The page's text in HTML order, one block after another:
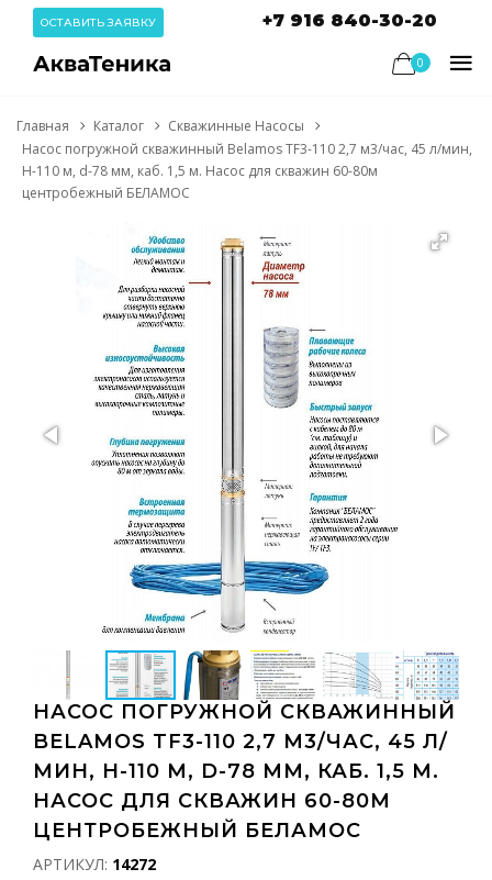
ОСТАВИТЬ ЗАЯВКУ +7 916 840-30-20
0
Главная Каталог
Скважинные Насосы
Насос погружной скважинный Belamos TF3-110 2,7 м3/час, 45 л/мин,
Н-110 м, d-78 мм, каб. 1,5 м. Насос для скважин 60-80м
центробежный БЕЛАМОС
НАСОС ПОГРУЖНОЙ СКВАЖИННЫЙ
BELAMOS TF3-110 2,7 М3/ЧАС, 45 Л/
МИН, Н-110 М, D-78 ММ, КАБ. 1,5 М.
НАСОС ДЛЯ СКВАЖИН 60-80М
ЦЕНТРОБЕЖНЫЙ БЕЛАМОС
АРТИКУЛ: 14272